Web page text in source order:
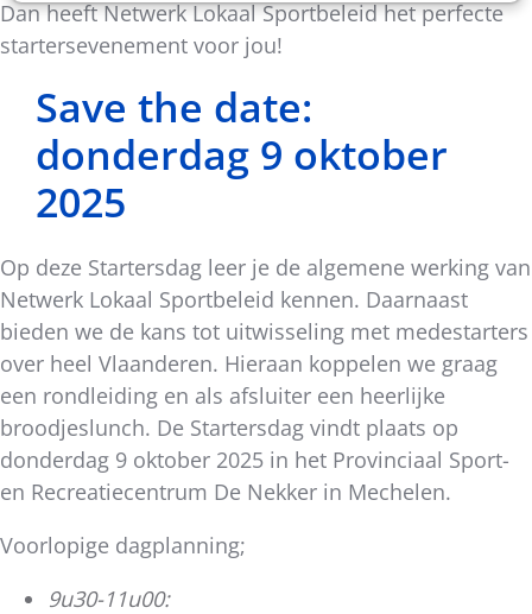
Dan heeft Netwerk Lokaal Sportbeleid het perfecte
startersevenement voor jou!
Save the date:
donderdag 9 oktober
2025
Op deze Startersdag leer je de algemene werking van
Netwerk Lokaal Sportbeleid kennen. Daarnaast
bieden we de kans tot uitwisseling met medestarters
over heel Vlaanderen. Hieraan koppelen we graag
een rondleiding en als afsluiter een heerlijke
broodjeslunch. De Startersdag vindt plaats op
donderdag 9 oktober 2025 in het Provinciaal Sport-
en Recreatiecentrum De Nekker in Mechelen.
Voorlopige dagplanning;
9u30-11u00: